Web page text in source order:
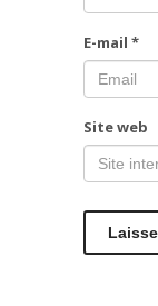
E-mail *
Site web